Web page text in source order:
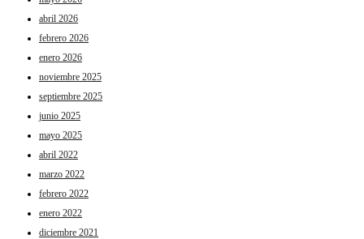
abril 2026
febrero 2026
enero 2026
noviembre 2025
septiembre 2025
junio 2025
mayo 2025
abril 2022
marzo 2022
febrero 2022
enero 2022
diciembre 2021